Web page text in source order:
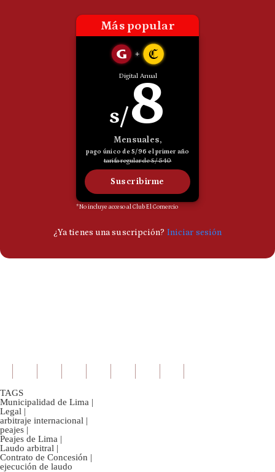
TAGS
Municipalidad de Lima |
Legal |
arbitraje internacional |
peajes |
Peajes de Lima |
Laudo arbitral |
Contrato de Concesión |
ejecución de laudo